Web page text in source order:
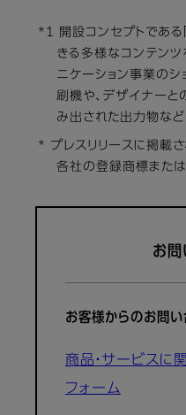
*1 開設コンセプトである
きる多様なコンテンツ
ニケーション事業のシ
刷機や、デザイナーと
み出された出力物など
* プレスリリースに掲載
各社の登録商標または
お問
お客様からのお問
商品・サービスに
フォーム